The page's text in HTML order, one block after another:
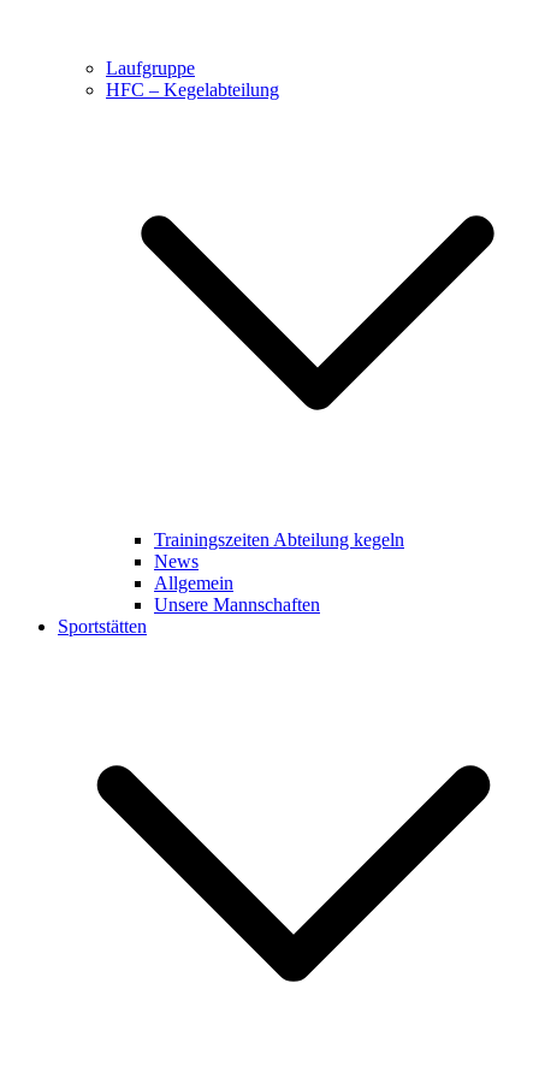
Laufgruppe
HFC – Kegelabteilung
Trainingszeiten Abteilung kegeln
News
Allgemein
Unsere Mannschaften
Sportstätten